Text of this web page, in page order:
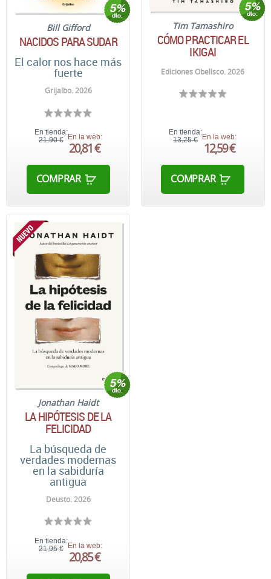
Bill Gifford
NACIDOS PARA SUDAR
El calor nos hace más
fuerte
Grijalbo. 2026
En tienda:
21,90 € En la web:
20,81 €
COMPRAR
Tim Tamashiro
CÓMO PRACTICAR EL
IKIGAI
Ediciones Obelisco. 2026
En tienda:
13,25 €
En la web:
12,59 €
COMPRAR
Jonathan Haidt
LA HIPÓTESIS DE LA
FELICIDAD
La búsqueda de
verdades modernas
en la sabiduría
antigua
Deusto. 2026
En tienda:
21,95 € En la web:
20,85 €